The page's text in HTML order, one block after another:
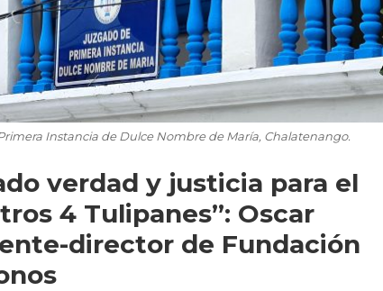
Instancia de Dulce Nombre de María, Chalatenango.
verdad y justicia para el
4 Tulipanes”: Oscar
director de Fundación